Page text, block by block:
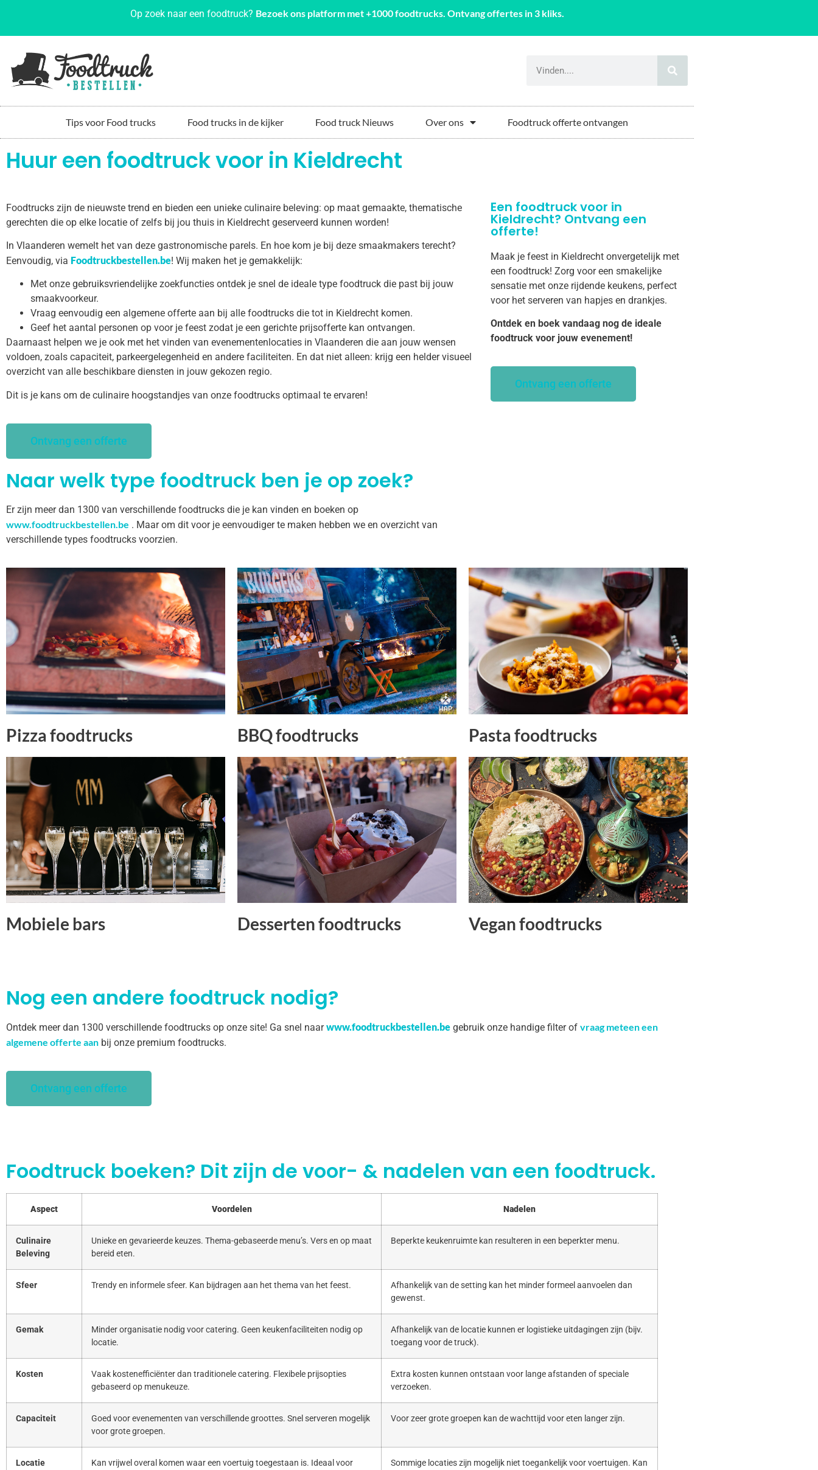
Op zoek naar een foodtruck? Bezoek ons platform met +1000 foodtrucks. Ontvang offertes in 3 kliks.
Tips voor Food trucks Food trucks in de kijker Food truck Nieuws Over ons Foodtruck offerte ontvangen
Huur een foodtruck voor in Kieldrecht
Foodtrucks zijn de nieuwste trend en bieden een unieke culinaire beleving: op maat gemaakte, thematische
gerechten die op elke locatie of zelfs bij jou thuis in Kieldrecht geserveerd kunnen worden!
In Vlaanderen wemelt het van deze gastronomische parels. En hoe kom je bij deze smaakmakers terecht?
Eenvoudig, via Foodtruckbestellen.be! Wij maken het je gemakkelijk:
Met onze gebruiksvriendelijke zoekfuncties ontdek je snel de ideale type foodtruck die past bij jouw
smaakvoorkeur.
Vraag eenvoudig een algemene offerte aan bij alle foodtrucks die tot in Kieldrecht komen.
Geef het aantal personen op voor je feest zodat je een gerichte prijsofferte kan ontvangen.
Daarnaast helpen we je ook met het vinden van evenementenlocaties in Vlaanderen die aan jouw wensen
voldoen, zoals capaciteit, parkeergelegenheid en andere faciliteiten. En dat niet alleen: krijg een helder visueel
overzicht van alle beschikbare diensten in jouw gekozen regio.
Dit is je kans om de culinaire hoogstandjes van onze foodtrucks optimaal te ervaren!
Ontvang een offerte
Naar welk type foodtruck ben je op zoek?
Er zijn meer dan 1300 van verschillende foodtrucks die je kan vinden en boeken op
www.foodtruckbestellen.be . Maar om dit voor je eenvoudiger te maken hebben we en overzicht van
verschillende types foodtrucks voorzien.
Een foodtruck voor in
Kieldrecht? Ontvang een
offerte!
Maak je feest in Kieldrecht onvergetelijk met
een foodtruck! Zorg voor een smakelijke
sensatie met onze rijdende keukens, perfect
voor het serveren van hapjes en drankjes.
Ontdek en boek vandaag nog de ideale
foodtruck voor jouw evenement!
Ontvang een offerte
Pizza foodtrucks BBQ foodtrucks Pasta foodtrucks
Mobiele bars Desserten foodtrucks Vegan foodtrucks
Nog een andere foodtruck nodig?
Ontdek meer dan 1300 verschillende foodtrucks op onze site! Ga snel naarwww.foodtruckbestellen.be gebruik onze handige filter of vraag meteen een
algemene offerte aan bij onze premium foodtrucks.
Ontvang een offerte
Foodtruck boeken? Dit zijn de voor- & nadelen van een foodtruck.
Aspect Voordelen Nadelen
Culinaire
Beleving
Unieke en gevarieerde keuzes. Thema-gebaseerde menu’s. Vers en op maat
bereid eten.
Beperkte keukenruimte kan resulteren in een beperkter menu.
Sfeer Trendy en informele sfeer. Kan bijdragen aan het thema van het feest.
Afhankelijk van de setting kan het minder formeel aanvoelen dan
gewenst.
Gemak
Minder organisatie nodig voor catering. Geen keukenfaciliteiten nodig op
locatie.
Afhankelijk van de locatie kunnen er logistieke uitdagingen zijn (bijv.
toegang voor de truck).
Kosten
Vaak kostenefficiënter dan traditionele catering. Flexibele prijsopties
gebaseerd op menukeuze.
Extra kosten kunnen ontstaan voor lange afstanden of speciale
verzoeken.
Capaciteit
Goed voor evenementen van verschillende groottes. Snel serveren mogelijk
voor grote groepen.
Voor zeer grote groepen kan de wachttijd voor eten langer zijn.
Locatie
Kan vrijwel overal komen waar een voertuig toegestaan is. Ideaal voor
Sommige locaties zijn mogelijk niet toegankelijk voor voertuigen. Kan